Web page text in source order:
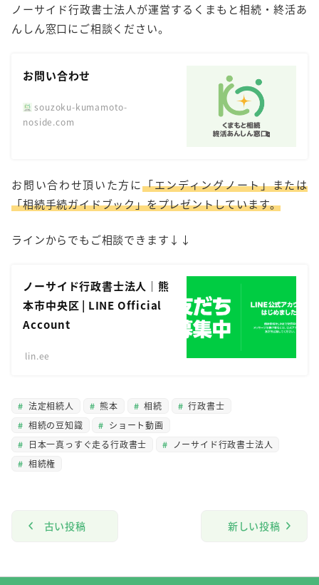
ノーサイド行政書士法人が運営するくまもと相続・終活あ
んしん窓口にご相談ください。
お問い合わせ
souzoku-kumamoto-
noside.com
お問い合わせ頂いた方に「エンディングノート」または
「相続手続ガイドブック」をプレゼントしています。
ラインからでもご相談できます↓↓
ノーサイド行政書士法人｜熊
本市中央区 | LINE Official
Account
lin.ee
法定相続人 熊本 相続
行政書士
相続の豆知識
ショート動画
日本一真っすぐ走る行政書士
ノーサイド行政書士法人
相続権
古い投稿 新しい投稿